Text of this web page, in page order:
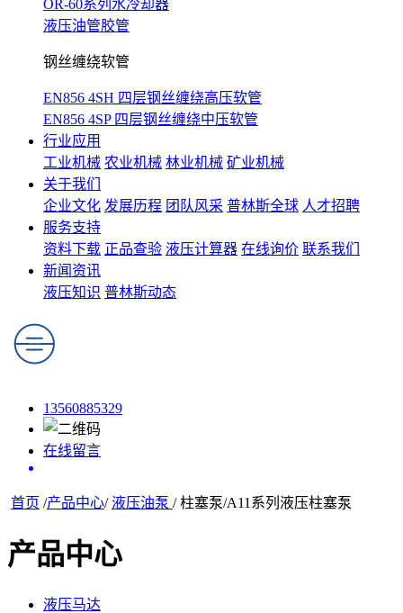
OR-60系列水冷却器
液压油管胶管
钢丝缠绕软管
EN856 4SH 四层钢丝缠绕高压软管
EN856 4SP 四层钢丝缠绕中压软管
行业应用
工业机械 农业机械 林业机械 矿业机械
关于我们
企业文化 发展历程 团队风采 普林斯全球 人才招聘
服务支持
资料下载 正品查验 液压计算器 在线询价 联系我们
新闻资讯
液压知识 普林斯动态
13560885329
在线留言
首页 /产品中心/ 液压油泵 / 柱塞泵/A11系列液压柱塞泵
产品中心
液压马达